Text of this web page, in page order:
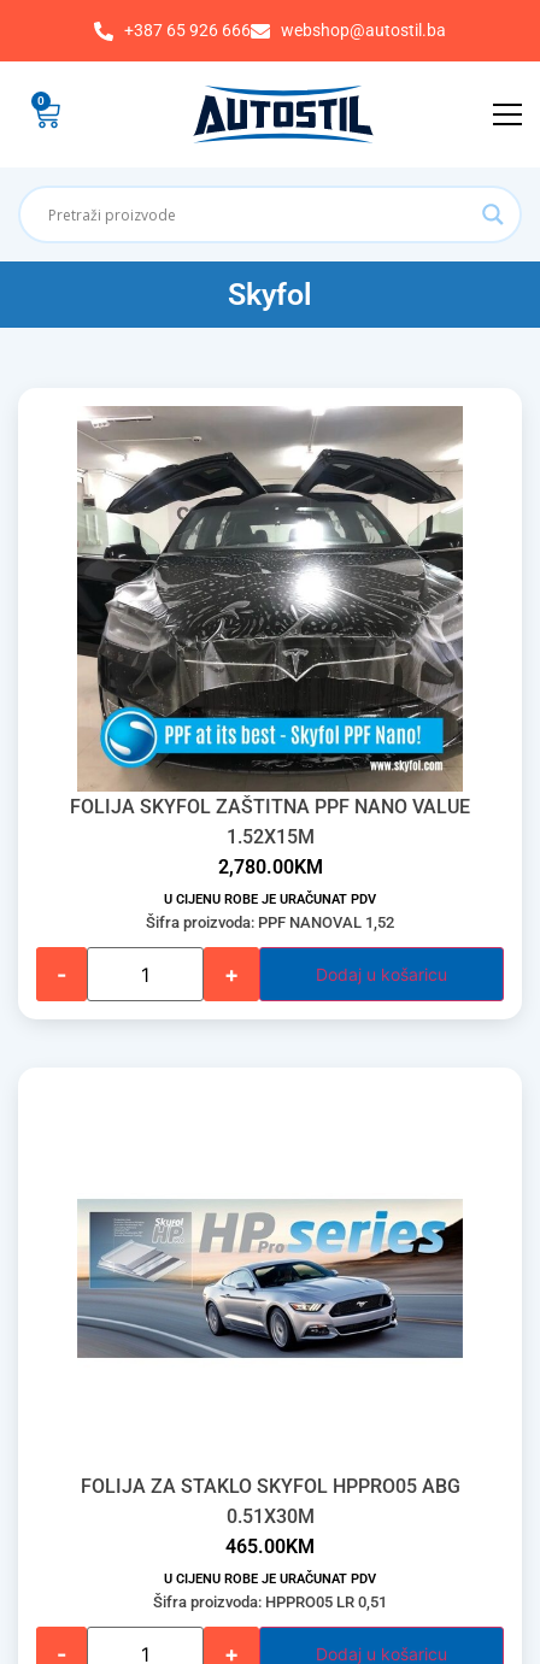
+387 65 926 666 webshop@autostil.ba
0
Skyfol
FOLIJA SKYFOL ZAŠTITNA PPF NANO VALUE
1.52X15M
2,780.00KM
U CIJENU ROBE JE URAČUNAT PDV
Šifra proizvoda: PPF NANOVAL 1,52
- + Dodaj u košaricu
FOLIJA ZA STAKLO SKYFOL HPPRO05 ABG
0.51X30M
465.00KM
U CIJENU ROBE JE URAČUNAT PDV
Šifra proizvoda: HPPRO05 LR 0,51
- + Dodaj u košaricu